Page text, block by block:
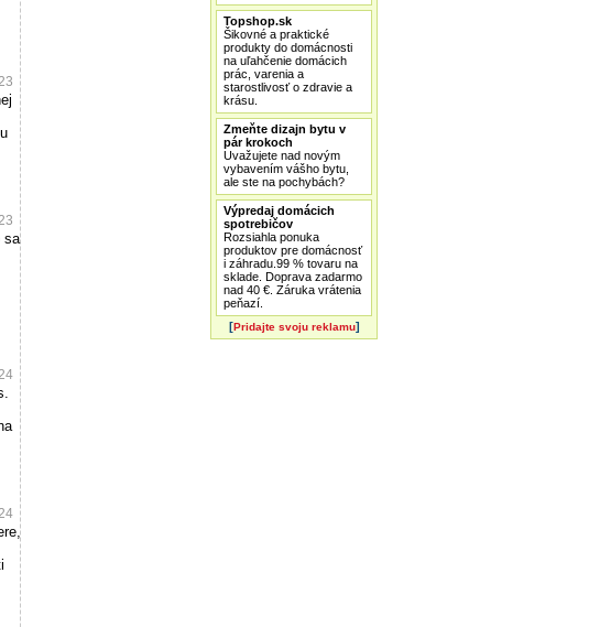
sa
Topshop.sk
Šikovné a praktické
produkty do domácnosti
na uľahčenie domácich
prác, varenia a
starostlivosť o zdravie a
krásu.
Zmeňte dizajn bytu v
pár krokoch
Uvažujete nad novým
vybavením vášho bytu,
ale ste na pochybách?
Výpredaj domácich
spotrebičov
Rozsiahla ponuka
produktov pre domácnosť
i záhradu.99 % tovaru na
sklade. Doprava zadarmo
nad 40 €. Záruka vrátenia
peňazí.
[Pridajte svoju reklamu]